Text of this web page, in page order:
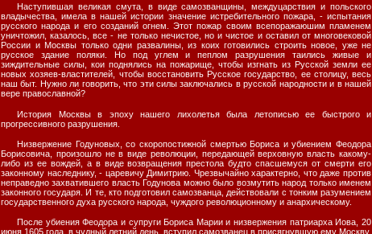
Наступившая великая смута, в виде самозванщины, междуцарствия и польского
владычества, имела в нашей истории значение истребительного пожара, - испытания
русского народа и его созданий огнем. Этот пожар своим всепоражаюшим пламенем
уничтожил, казалось, все - не только нечистое, но и чистое и оставил от многовековой
России и Москвы только одни развалины, из коих готовились строить новое, уже не
русское здание поляки. Но под углем и пеплом разрушения таились живые и
зиждительные силы, кои поднялись на пожарище, чтобы изгнать из Русской земли ее
новых хозяев-властителей, чтобы восстановить Русское государство, ее столицу, весь
наш быт. Нужно ли говорить, что эти силы заключались в русской народности и в нашей
вере православной?
История Москвы в эпоху нашего лихолетья была летописью ее быстрого и
прогрессивного разрушения.
Низвержение Годуновых, со скоропостижной смертью Бориса и убиением Феодора
Борисовича, произошло не в виде революции, передающей верховную власть какому-
либо из ее вождей, а в виде возвращения престола будто спасшемуся от смерти его
законному наследнику, - царевичу Димитрию. Чрезвычайно характерно, что даже против
неправедно захватившего власть Годунова можно было возмутить народ только именем
законного государя. И те, кто подготовил самозванца, действовали с тонким разумением
государственного духа русского народа, чуждого революционному и анархическому.
После убиения Феодора и супруги Бориса Марии и низвержения патриарха Иова, 20
июня 1605 года, в чудный летний день, вступил самозванец в присягнувшую ему Москву.